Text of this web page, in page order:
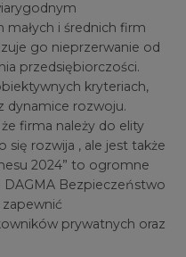
małych i średnich firm
go nieprzerwanie od
przedsiębiorczości.
kryteriach,
dynamice rozwoju.
firma należy do elity
się rozwija , ale jest także
2024” to ogromne
DAGMA Bezpieczeństwo
prywatnych oraz